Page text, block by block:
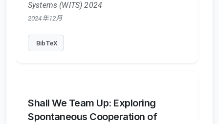
Systems (WITS) 2024
2024年12月
BibTeX
Shall We Team Up: Exploring
Spontaneous Cooperation of